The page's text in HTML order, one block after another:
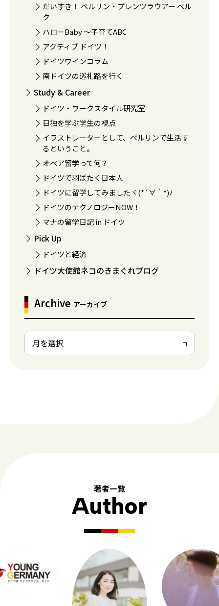
だいすき！ ベルリン・プレンツラウアー ベル
ク
ハローBaby 〜子育てABC
アクティブ ドイツ！
ドイツワインコラム
南ドイツの巡礼路を行く
Study & Career
ドイツ・ワークスタイル研究室
日独を学ぶ学生の視点
イラストレーターとして、ベルリンで生活す
るということ。
オペア留学って何？
ドイツで羽ばたく日本人
ドイツに留学してみましたヾ(*´∀｀*)ﾉ
ドイツのテクノロジーNOW！
マナの留学日記 in ドイツ
Pick Up
ドイツと経済
ドイツ大使館ネコのきまぐれブログ
Archive アーカイブ
著者一覧
Author